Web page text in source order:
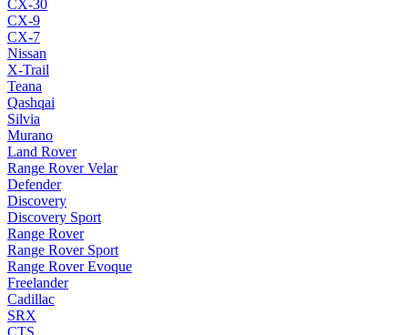
CX-30
CX-9
CX-7
Nissan
X-Trail
Teana
Qashqai
Silvia
Murano
Land Rover
Range Rover Velar
Defender
Discovery
Discovery Sport
Range Rover
Range Rover Sport
Range Rover Evoque
Freelander
Cadillac
SRX
CTS